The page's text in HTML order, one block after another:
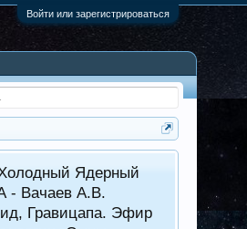
Войти или зарегистрироваться
Ядерный
- Вачаев А.В.
Гравицапа. Эфир